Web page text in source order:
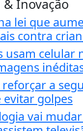
Inovação
lei que
contra
usam celular
a
evitar golpes
vai